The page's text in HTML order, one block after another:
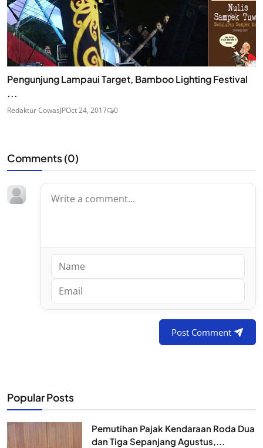
Pengunjung Lampaui Target, Bamboo Lighting Festival
...
Redaktur CowasJPOct 24, 2017 0
Comments (0)
Post Comment
Popular Posts
Pemutihan Pajak Kendaraan Roda Dua
dan Tiga Sepanjang Agustus,...